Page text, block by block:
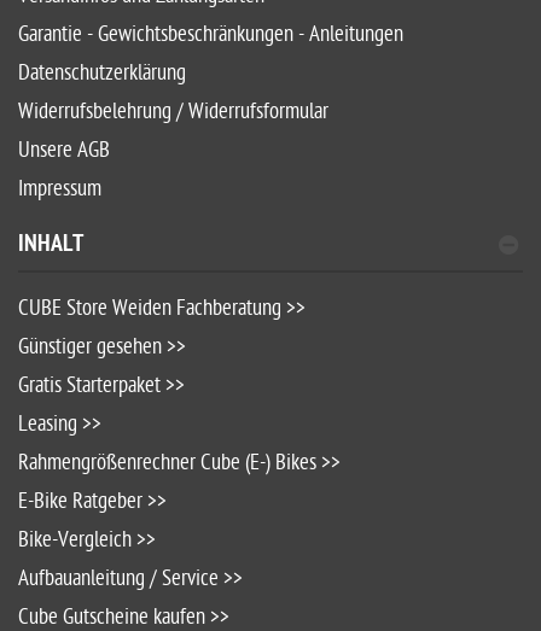
Garantie - Gewichtsbeschränkungen - Anleitungen
Datenschutzerklärung
Widerrufsbelehrung / Widerrufsformular
Unsere AGB
Impressum
INHALT
CUBE Store Weiden Fachberatung >>
Günstiger gesehen >>
Gratis Starterpaket >>
Leasing >>
Rahmengrößenrechner Cube (E-) Bikes >>
E-Bike Ratgeber >>
Bike-Vergleich >>
Aufbauanleitung / Service >>
Cube Gutscheine kaufen >>